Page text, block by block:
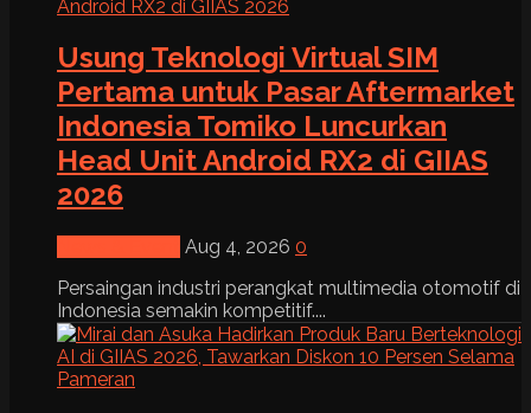
Usung Teknologi Virtual SIM
Pertama untuk Pasar Aftermarket
Indonesia Tomiko Luncurkan
Head Unit Android RX2 di GIIAS
2026
Aug 4, 2026 0
Persaingan industri perangkat multimedia otomotif di
Indonesia semakin kompetitif....